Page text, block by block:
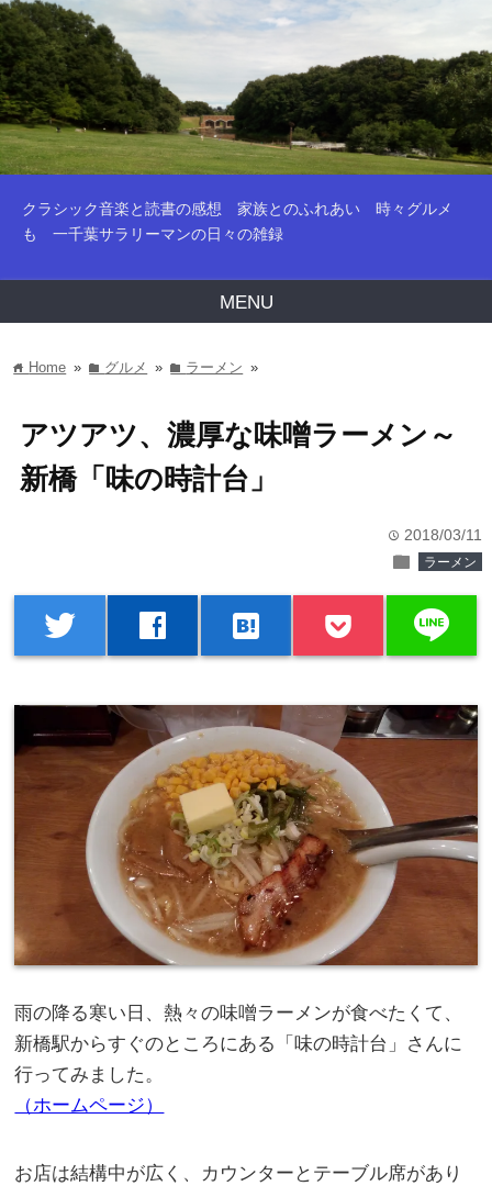
クラシック音楽と読書の感想 家族とのふれあい 時々グルメ
も 一千葉サラリーマンの日々の雑録
MENU
home Home » folder グルメ » folder ラーメン »
アツアツ、濃厚な味噌ラーメン～
新橋「味の時計台」
time 2018/03/11
folder ラーメン
twitter facebook hatenabookmark line
雨の降る寒い日、熱々の味噌ラーメンが食べたくて、
新橋駅からすぐのところにある「味の時計台」さんに
行ってみました。
（ホームページ）
お店は結構中が広く、カウンターとテーブル席があり